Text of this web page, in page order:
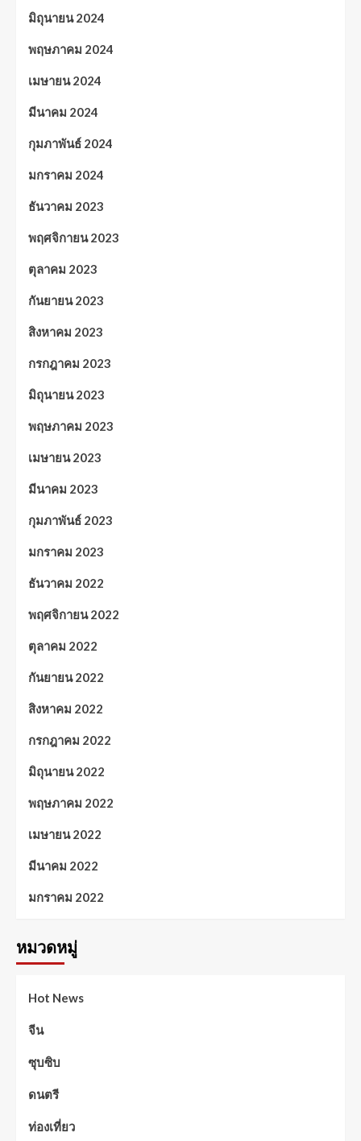
มิถุนายน 2024
พฤษภาคม 2024
เมษายน 2024
มีนาคม 2024
กุมภาพันธ์ 2024
มกราคม 2024
ธันวาคม 2023
พฤศจิกายน 2023
ตุลาคม 2023
กันยายน 2023
สิงหาคม 2023
กรกฎาคม 2023
มิถุนายน 2023
พฤษภาคม 2023
เมษายน 2023
มีนาคม 2023
กุมภาพันธ์ 2023
มกราคม 2023
ธันวาคม 2022
พฤศจิกายน 2022
ตุลาคม 2022
กันยายน 2022
สิงหาคม 2022
กรกฎาคม 2022
มิถุนายน 2022
พฤษภาคม 2022
เมษายน 2022
มีนาคม 2022
มกราคม 2022
หมวดหมู่
Hot News
จีน
ซุบซิบ
ดนตรี
ท่องเที่ยว